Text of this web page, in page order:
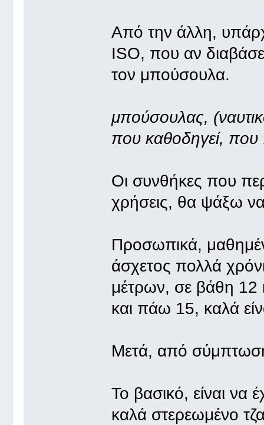
Από την άλλη,
ISO, που αν
τον μπούσουλα.
μπούσουλας,
που καθοδηγεί, που
Οι συνθήκες που
χρήσεις, θα ψάξω
Προσωπικά,
άσχετος πολλά
μέτρων, σε βάθη 12
και πάω 15, καλά
Μετά, από σύμπτωση
Το βασικό, είναι να
καλά στερεωμένο